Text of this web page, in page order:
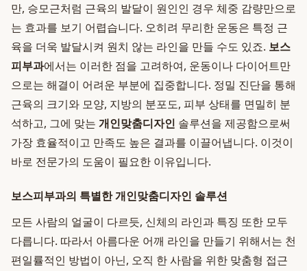
만, 승모근처럼 근육의 발달이 원인인 경우 체중 감량만으로
는 효과를 보기 어렵습니다. 오히려 무리한 운동은 특정 근
육을 더욱 발달시켜 원치 않는 라인을 만들 수도 있죠. 보스
피부과에서는 이러한 점을 고려하여, 운동이나 다이어트만
으로는 해결이 어려운 부분에 집중합니다. 정밀 진단을 통해
근육의 크기와 모양, 지방의 분포도, 피부 상태를 면밀히 분
석하고, 그에 맞는 개인맞춤디자인 솔루션을 제공함으로써
가장 효율적이고 만족도 높은 결과를 이끌어냅니다. 이것이
바로 전문가의 도움이 필요한 이유입니다.
보스피부과의 특별한 개인맞춤디자인 솔루션
모든 사람의 얼굴이 다르듯, 신체의 라인과 특징 또한 모두
다릅니다. 따라서 아름다운 어깨 라인을 만들기 위해서는 천
편일률적인 방법이 아닌, 오직 한 사람을 위한 맞춤형 접근